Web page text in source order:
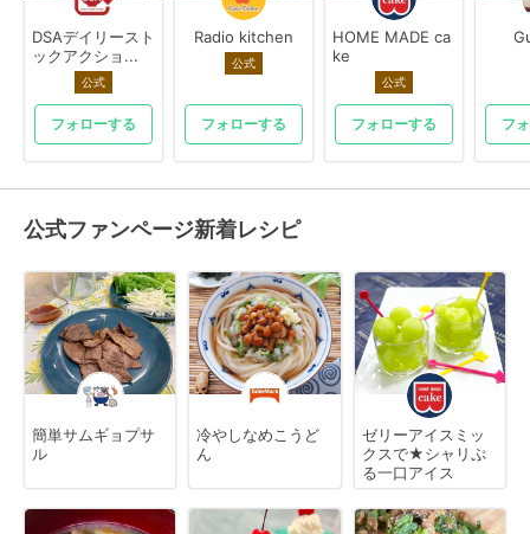
DSAデイリースト
ックアクショ...
公式
フォローする
Radio kitchen
公式
フォローする
HOME MADE ca
ke
公式
フォローする フ
公式ファンページ新着レシピ
簡単サムギョプサ
ル
冷やしなめこうど
ん
ゼリーアイスミッ
クスで★シャリぷ
る一口アイス